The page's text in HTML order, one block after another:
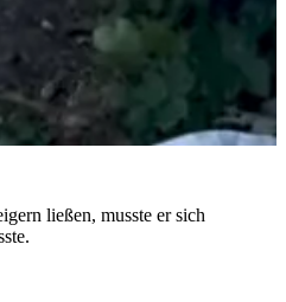
ließen, musste er sich